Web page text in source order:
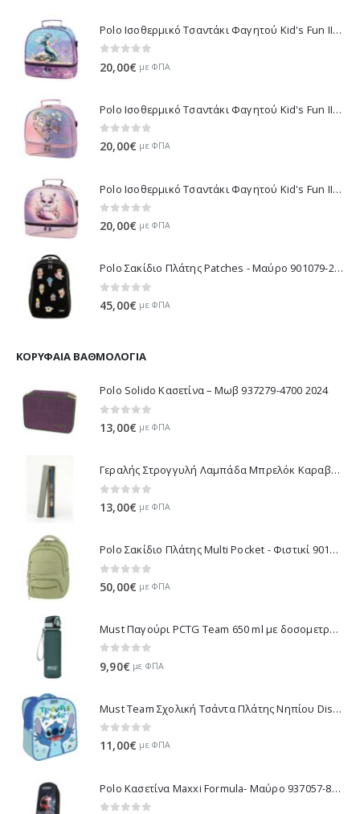
Polo Ισοθερμικό Τσαντάκι Φαγητού Kid's Fun II - Πολύχρωμο 971003-8426 2026
20,00€ με ΦΠΑ
Polo Ισοθερμικό Τσαντάκι Φαγητού Kid's Fun II - Μωβ 971003-8420 2026
0 out of 5
20,00€ με ΦΠΑ
Polo Ισοθερμικό Τσαντάκι Φαγητού Kid's Fun II - Λιλά 971003-8425 2026
0 out of 5
20,00€ με ΦΠΑ
Polo Σακίδιο Πλάτης Patches - Μαύρο 901079-2000 2026
0out of 5
45,00€ με ΦΠΑ
ΚΟΡΥΦΑΊΑ ΒΑΘΜΟΛΟΓΊΑ
Polo Solido Κασετίνα – Μωβ 937279-4700 2024
0out of 5
13,00€ με ΦΠΑ
Γεραλής Στρογγυλή Λαμπάδα Μπρελόκ Καραβάκι - Μπλε 114-2 2025
0out of 5
13,00€ με ΦΠΑ
Polo Σακίδιο Πλάτης Multi Pocket - Φιστικί 901064-6900 2025
50,00€ με ΦΠΑ
Must Παγούρι PCTG Team 650 ml με δοσομετρητή - Πράσινο 000586433-1
9,90€ με ΦΠΑ
Must Team Σχολική Τσάντα Πλάτης Νηπίου Disney Stitch Trouble Maker 3D - Γαλάζιο 000564815 2025
0 out of 5
11,00€ με ΦΠΑ
Polo Κασετίνα Maxxi Formula- Μαύρο 937057-8356 2025